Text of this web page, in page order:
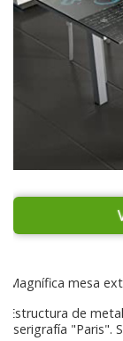
Magnífica mesa
Estructura de
serigrafía "Paris".